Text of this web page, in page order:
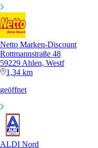
Netto Marken-Discount
Rottmannstraße 48
59229 Ahlen, Westf
1,34 km
geöffnet
ALDI Nord